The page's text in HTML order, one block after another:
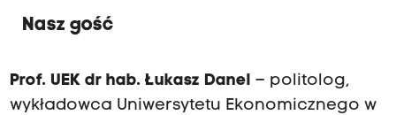
Nasz gość
Prof. UEK dr hab. Łukasz Danel – politolog,
wykładowca Uniwersytetu Ekonomicznego w